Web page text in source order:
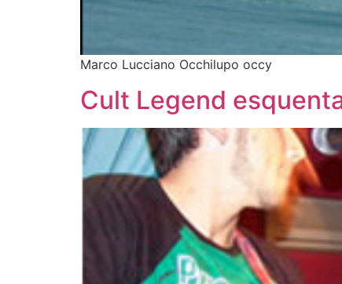
Marco Lucciano Occhilupo occy
Cult Legend